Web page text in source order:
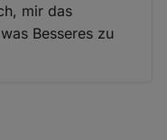
mir das
Besseres zu